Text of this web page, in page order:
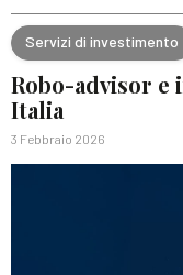
Servizi di investimento
Robo-advisor e
Italia
3 Febbraio 2026